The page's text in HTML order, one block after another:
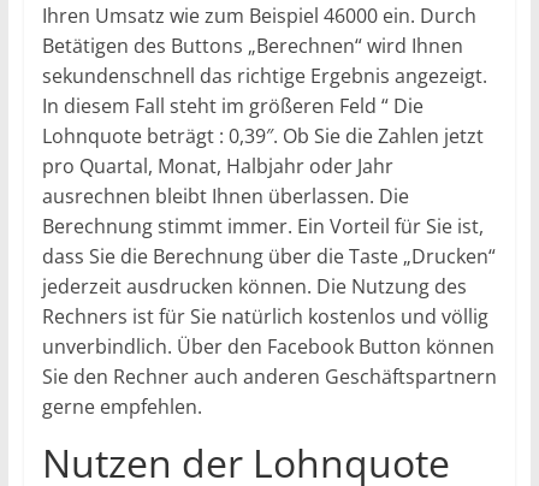
Ihren Umsatz wie zum Beispiel 46000 ein. Durch
Betätigen des Buttons „Berechnen“ wird Ihnen
sekundenschnell das richtige Ergebnis angezeigt.
In diesem Fall steht im größeren Feld “ Die
Lohnquote beträgt : 0,39″. Ob Sie die Zahlen jetzt
pro Quartal, Monat, Halbjahr oder Jahr
ausrechnen bleibt Ihnen überlassen. Die
Berechnung stimmt immer. Ein Vorteil für Sie ist,
dass Sie die Berechnung über die Taste „Drucken“
jederzeit ausdrucken können. Die Nutzung des
Rechners ist für Sie natürlich kostenlos und völlig
unverbindlich. Über den Facebook Button können
Sie den Rechner auch anderen Geschäftspartnern
gerne empfehlen.
Nutzen der Lohnquote